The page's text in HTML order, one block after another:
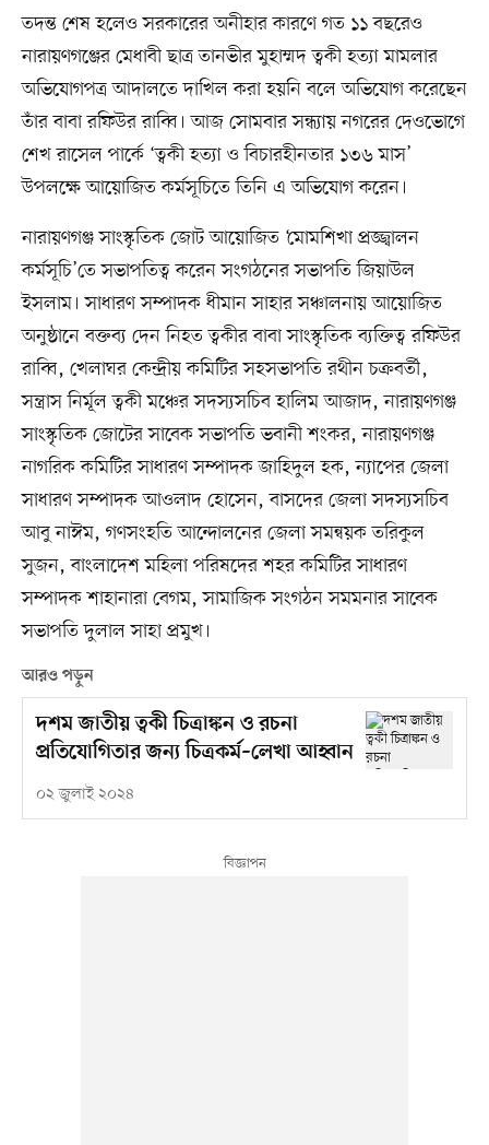
তদন্ত শেষ হলেও সরকারের অনীহার কারণে গত ১১ বছরেও
নারায়ণগঞ্জের মেধাবী ছাত্র তানভীর মুহাম্মদ ত্বকী হত্যা মামলার
অভিযোগপত্র আদালতে দাখিল করা হয়নি বলে অভিযোগ করেছেন
তাঁর বাবা রফিউর রাব্বি। আজ সোমবার সন্ধ্যায় নগরের দেওভোগে
শেখ রাসেল পার্কে ‘ত্বকী হত্যা ও বিচারহীনতার ১৩৬ মাস’
উপলক্ষে আয়োজিত কর্মসূচিতে তিনি এ অভিযোগ করেন।
নারায়ণগঞ্জ সাংস্কৃতিক জোট আয়োজিত ‘মোমশিখা প্রজ্জ্বালন
কর্মসূচি’তে সভাপতিত্ব করেন সংগঠনের সভাপতি জিয়াউল
ইসলাম। সাধারণ সম্পাদক ধীমান সাহার সঞ্চালনায় আয়োজিত
অনুষ্ঠানে বক্তব্য দেন নিহত ত্বকীর বাবা সাংস্কৃতিক ব্যক্তিত্ব রফিউর
রাব্বি, খেলাঘর কেন্দ্রীয় কমিটির সহসভাপতি রথীন চক্রবর্তী,
সন্ত্রাস নির্মূল ত্বকী মঞ্চের সদস্যসচিব হালিম আজাদ, নারায়ণগঞ্জ
সাংস্কৃতিক জোটের সাবেক সভাপতি ভবানী শংকর, নারায়ণগঞ্জ
নাগরিক কমিটির সাধারণ সম্পাদক জাহিদুল হক, ন্যাপের জেলা
সাধারণ সম্পাদক আওলাদ হোসেন, বাসদের জেলা সদস্যসচিব
আবু নাঈম, গণসংহতি আন্দোলনের জেলা সমন্বয়ক তরিকুল
সুজন, বাংলাদেশ মহিলা পরিষদের শহর কমিটির সাধারণ
সম্পাদক শাহানারা বেগম, সামাজিক সংগঠন সমমনার সাবেক
সভাপতি দুলাল সাহা প্রমুখ।
আরও পড়ুন
দশম জাতীয় ত্বকী চিত্রাঙ্কন ও রচনা
প্রতিযোগিতার জন্য চিত্রকর্ম–লেখা আহ্বান
০২ জুলাই ২০২৪